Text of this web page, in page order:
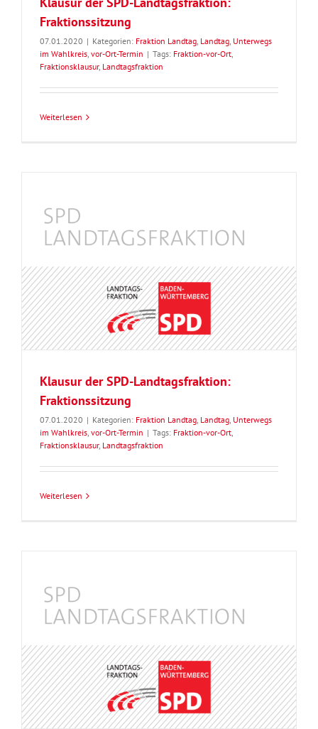
Fraktionssitzung
07.01.2020 | Kategorien: Fraktion Landtag, Landtag, Unterwegs
im Wahlkreis, vor-Ort-Termin | Tags: Fraktion-vor-Ort,
Fraktionsklausur, Landtagsfraktion
Weiterlesen
Klausur der SPD-Landtagsfraktion:
Fraktionssitzung
07.01.2020 | Kategorien: Fraktion Landtag, Landtag, Unterwegs
im Wahlkreis, vor-Ort-Termin | Tags: Fraktion-vor-Ort,
Fraktionsklausur, Landtagsfraktion
Weiterlesen